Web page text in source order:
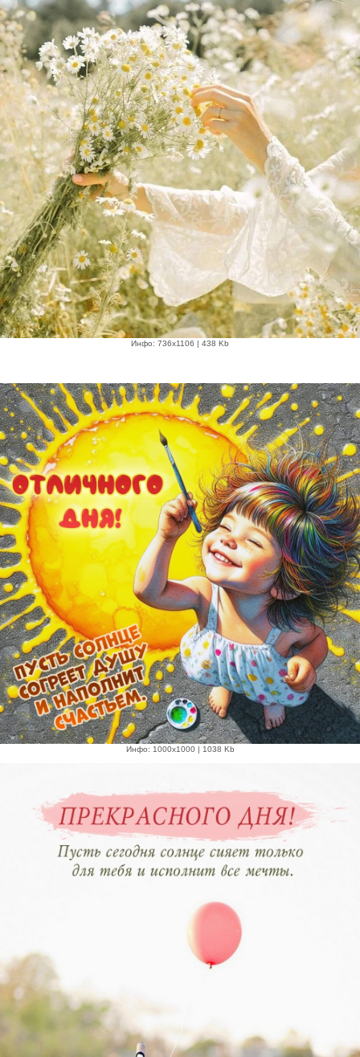
Инфо: 736х1106 | 438 Kb
Инфо: 1000х1000 | 1038 Kb